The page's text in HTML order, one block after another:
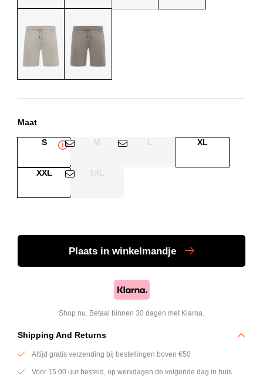
Maat
S M L XL
XXL 3XL
Plaats in winkelmandje
Shop nu. Betaal binnen 30 dagen met Klarna.
Shipping And Returns
Altijd gratis verzending bij bestellingen boven €50
Voor 15.00 uur besteld, op werkdagen de volgende dag in huis